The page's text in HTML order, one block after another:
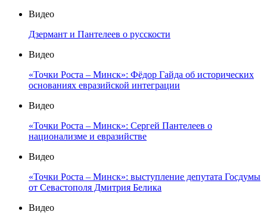
Видео
Дзермант и Пантелеев о русскости
Видео
«Точки Роста – Минск»: Фёдор Гайда об исторических
основаниях евразийской интеграции
Видео
«Точки Роста – Минск»: Сергей Пантелеев о
национализме и евразийстве
Видео
«Точки Роста – Минск»: выступление депутата Госдумы
от Севастополя Дмитрия Белика
Видео